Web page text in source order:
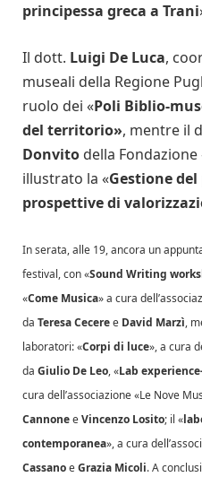
principessa greca a Trani
Il dott. Luigi De Luca,
museali della Regione
ruolo dei «Poli Biblio-
del territorio», mentre il
Donvito della Fondazione
illustrato la «Gestione del
prospettive di
In serata, alle 19, ancora un
festival, con «Sound Writing
«Come Musica» a cura
da Teresa Ceceree David Marzì,
laboratori: «Corpi di luce», a cura
da Giulio De Leo, «Lab
cura dell’associazione «Le Nove
CannoneeVincenzo Losito; il «
contemporanea», a cura
CassanoeGrazia Micoli. A